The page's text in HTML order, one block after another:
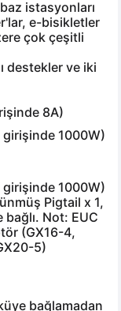
istasyonları
e-bisikletler
çok çeşitli
destekler ve iki
8A)
girişinde 1000W)
girişinde 1000W)
Pigtail x 1,
Not: EUC
(GX16-4,
5)
bağlamadan